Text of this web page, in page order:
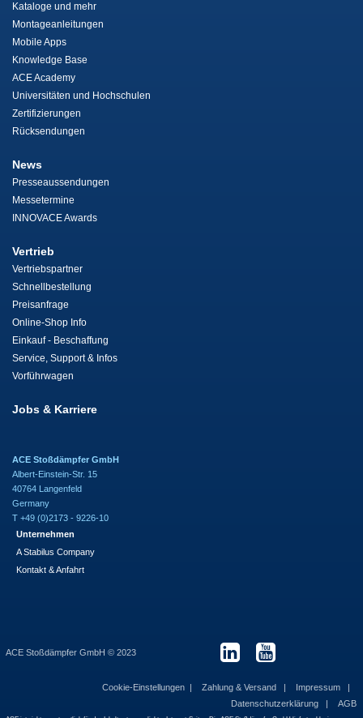
Kataloge und mehr
Montageanleitungen
Mobile Apps
Knowledge Base
ACE Academy
Universitäten und Hochschulen
Zertifizierungen
Rücksendungen
News
Presseaussendungen
Messetermine
INNOVACE Awards
Vertrieb
Vertriebspartner
Schnellbestellung
Preisanfrage
Online-Shop Info
Einkauf - Beschaffung
Service, Support & Infos
Vorführwagen
Jobs & Karriere
ACE Stoßdämpfer GmbH
Albert-Einstein-Str. 15
40764 Langenfeld
Germany
T +49 (0)2173 - 9226-10
Unternehmen
A Stabilus Company
Kontakt & Anfahrt
ACE Stoßdämpfer GmbH © 2023
Cookie-Einstellungen Zahlung & Versand
Impressum
Datenschutzerklärung
AGB